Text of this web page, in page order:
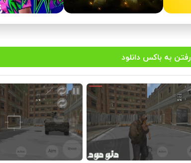
رفتن به باکس دانلود